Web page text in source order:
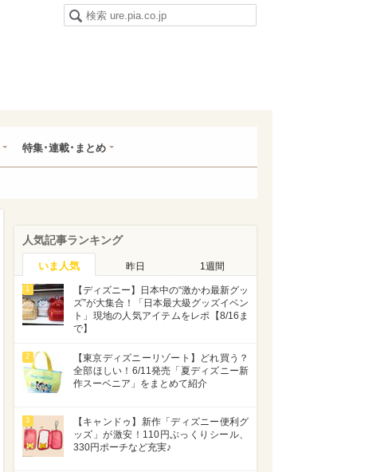
特集･連載･まとめ
人気記事ランキング
いま人気 昨日 1週間
1
【ディズニー】日本中の“激かわ最新グッ
ズ”が大集合！「日本最大級グッズイベン
ト」現地の人気アイテムをレポ【8/16ま
で】
2
【東京ディズニーリゾート】どれ買う？
全部ほしい！6/11発売「夏ディズニー新
作スーベニア」をまとめて紹介
3
【キャンドゥ】新作「ディズニー便利グ
ッズ」が激安！110円ぷっくりシール、
330円ポーチなど充実♪